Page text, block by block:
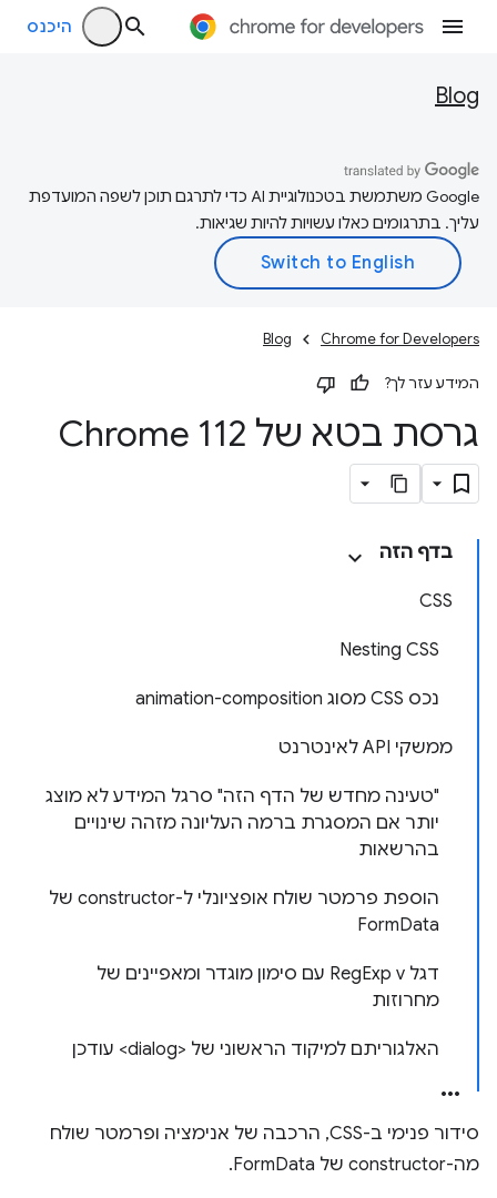
היכנס
Blog
‫Google משתמשת בטכנולוגיית AI כדי לתרגם תוכן לשפה המועדפת
עליך. בתרגומים כאלו עשויות להיות שגיאות.
Chrome for Developers
Blog
המידע עזר לך?
גרסת בטא של Chrome 112
בדף הזה
CSS
Nesting CSS
נכס CSS מסוג animation-composition
ממשקי API לאינטרנט
"טעינה מחדש של הדף הזה" סרגל המידע לא מוצג
יותר אם המסגרת ברמה העליונה מזהה שינויים
בהרשאות
הוספת פרמטר שולח אופציונלי ל-constructor של
FormData
דגל RegExp v עם סימון מוגדר ומאפיינים של
מחרוזות
האלגוריתם למיקוד הראשוני של <dialog> עודכן
סידור פנימי ב-CSS, הרכבה של אנימציה ופרמטר שולח
מה-constructor של FormData.